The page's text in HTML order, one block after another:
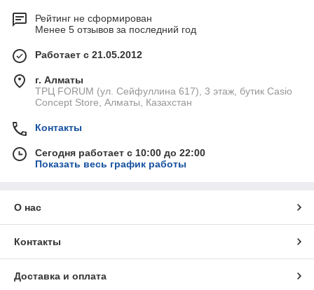
Рейтинг не сформирован
Менее 5 отзывов за последний год
Работает с 21.05.2012
г. Алматы
ТРЦ FORUM (ул. Сейфуллина 617), 3 этаж, бутик Casio
Concept Store, Алматы, Казахстан
Контакты
Сегодня работает с 10:00 до 22:00
Показать весь график работы
О нас
Контакты
Доставка и оплата